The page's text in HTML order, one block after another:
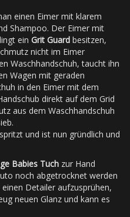
einen Eimer mit klarem
Shampoo. Der Eimer mit
ein Grit Guard besitzen,
nicht im Eimer
Waschhandschuh, taucht ihn
Wagen mit geraden
in den Eimer mit dem
direkt auf dem Grid
aus dem Waschhandschuh
und ist nun gründlich und
Babies Tuch zur Hand
noch abgetrocknet werden
Detailer aufzusprühen,
neuen Glanz und kann es